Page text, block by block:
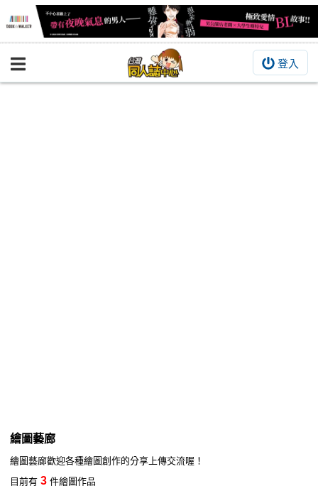
登入
BOOKY書集倉庫
攤位轉讓區
繪圖藝廊
繪圖藝廊歡迎各種繪圖創作的分享上傳交流喔！
目前有3 件繪圖作品